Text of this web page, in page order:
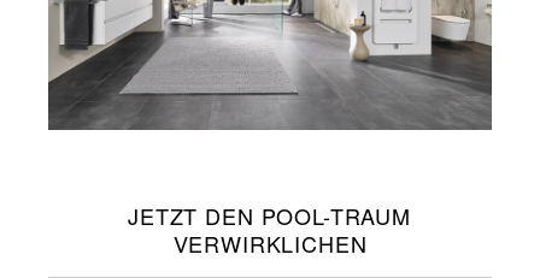
JETZT DEN POOL-TRAUM
VERWIRKLICHEN